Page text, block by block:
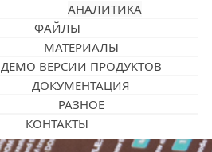
АНАЛИТИКА
ФАЙЛЫ
МАТЕРИАЛЫ
ДЕМО ВЕРСИИ ПРОДУКТОВ
ДОКУМЕНТАЦИЯ
РАЗНОЕ
КОНТАКТЫ